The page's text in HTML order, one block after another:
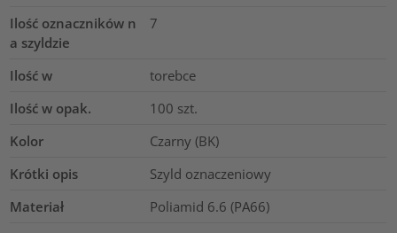
Ilość oznaczników n
a szyldzie
7
Ilość w
torebce
Ilość w opak.
100 szt.
Kolor
Czarny (BK)
Krótki opis
Szyld oznaczeniowy
Materiał
Poliamid 6.6 (PA66)